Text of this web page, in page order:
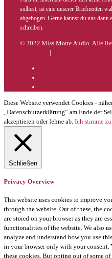
solltest, ist eine unserer Briefmotten
abgebogen. Gerne kannst du uns dann
schreiben.
© 2022 Miss Motte Audio. Alle
|
Diese Website verwendet Cookies -
„Datenschutzerklärung“ am Ende der
akzeptieren oder lehne ab. Ich stimme zu.
Schließen
Privacy Overview
This website uses cookies to improve
through the website. Out of these, the
are stored on your browser as they are
functionalities of the website. We also
analyze and understand how you use
in your browser only with your
these cookies. But opting out of some